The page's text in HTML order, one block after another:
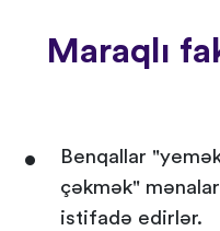
Maraqlı
Benqallar
çəkmək"
istifadə edirlər.